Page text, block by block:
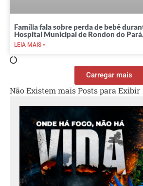
Família fala sobre perda de bebê
Hospital Municipal de Rondon do Pará.
LEIA MAIS »
Carregar mais
Não Existem mais Posts para Exibir